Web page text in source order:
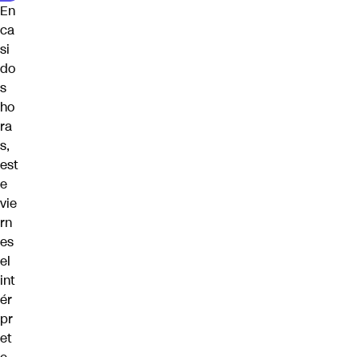
En
ca
si
do
s
ho
ra
s,
est
e
vie
rn
es
el
int
ér
pr
et